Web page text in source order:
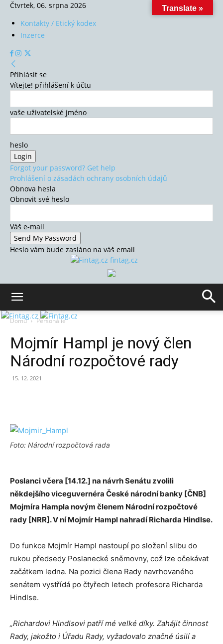
Čtvrtek, 06. srpna 2026
Kontakty / Etický kodex
Inzerce
Přihlásit se
Vítejte! přihlášení k účtu
vaše uživatelské jméno
heslo
Forgot your password? Get help
Prohlášení o zásadách ochrany osobních údajů
Obnova hesla
Obnovit své heslo
Váš e-mail
Heslo vám bude zasláno na váš email
fintag.cz
Domů Personálie
Mojmír Hampl je nový člen
Národní rozpočtové rady
15. 12. 2021
Foto: Národní rozpočtová rada
Poslanci včera [14.12.] na návrh Senátu zvolili
někdejšího viceguvernéra České národní banky [ČNB]
Mojmíra Hampla novým členem Národní rozpočtové
rady [NRR]. V ní Mojmír Hampl nahradí Richarda Hindlse.
Do funkce Mojmír Hampl nastoupí po složení slibu do
rukou předsedy Poslanecké sněmovny, což lze očekávat
začátkem ledna. Na pozici člena Rady navrhovaného
senátem vystřídá po čtyřech letech profesora Richarda
Hindlse.
„Richardovi Hindlsovi patří mé velké díky. Zahájit činnost
Rady, jakožto i Úřadu Rady, vyžadovalo značné úsilí a
Translate »